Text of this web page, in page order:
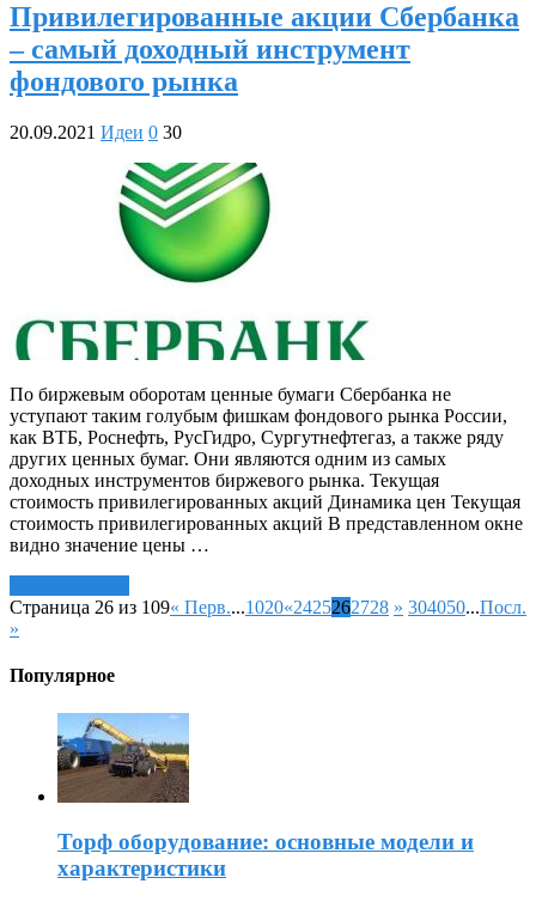
Привилегированные акции Сбербанка
– самый доходный инструмент
фондового рынка
20.09.2021 Идеи 0 30
По биржевым оборотам ценные бумаги Сбербанка не
уступают таким голубым фишкам фондового рынка России,
как ВТБ, Роснефть, РусГидро, Сургутнефтегаз, а также ряду
других ценных бумаг. Они являются одним из самых
доходных инструментов биржевого рынка. Текущая
стоимость привилегированных акций Динамика цен Текущая
стоимость привилегированных акций В представленном окне
видно значение цены …
Страница 26 из 109« Перв....1020«2425262728 » 304050...Посл.
»
Популярное
Торф оборудование: основные модели и
характеристики